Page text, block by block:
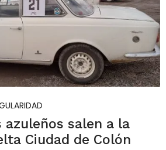
azuleños salen a la
Ciudad de Colón